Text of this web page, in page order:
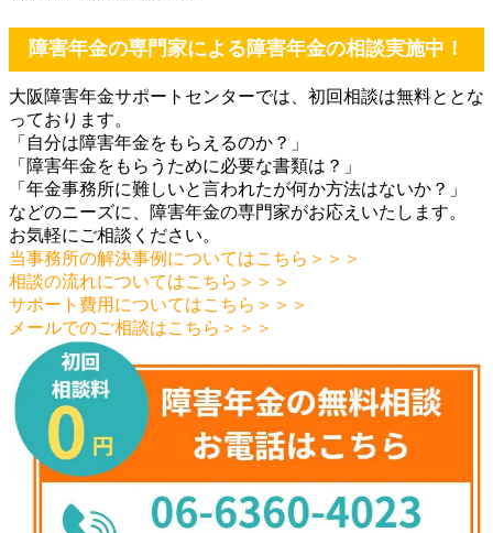
障害年金の専門家による障害年金の相談実施中！
大阪障害年金サポートセンターでは、初回相談は無料ととな
っております。
「自分は障害年金をもらえるのか？」
「障害年金をもらうために必要な書類は？」
「年金事務所に難しいと言われたが何か方法はないか？」
などのニーズに、障害年金の専門家がお応えいたします。
お気軽にご相談ください。
当事務所の解決事例についてはこちら＞＞＞
相談の流れについてはこちら＞＞＞
サポート費用についてはこちら＞＞＞
メールでのご相談はこちら＞＞＞